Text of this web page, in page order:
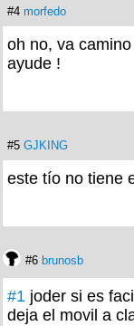
#4 morfedo
oh no, va
ayude !
#5 GJKING
este tío no tiene
#6 brunosb
#1 joder si es
deja el movil a